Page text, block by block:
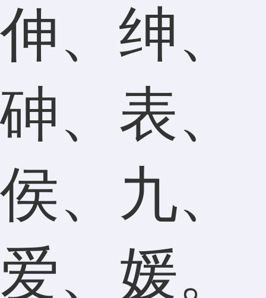
伸、绅、
砷、表、
侯、九、
爱、媛。